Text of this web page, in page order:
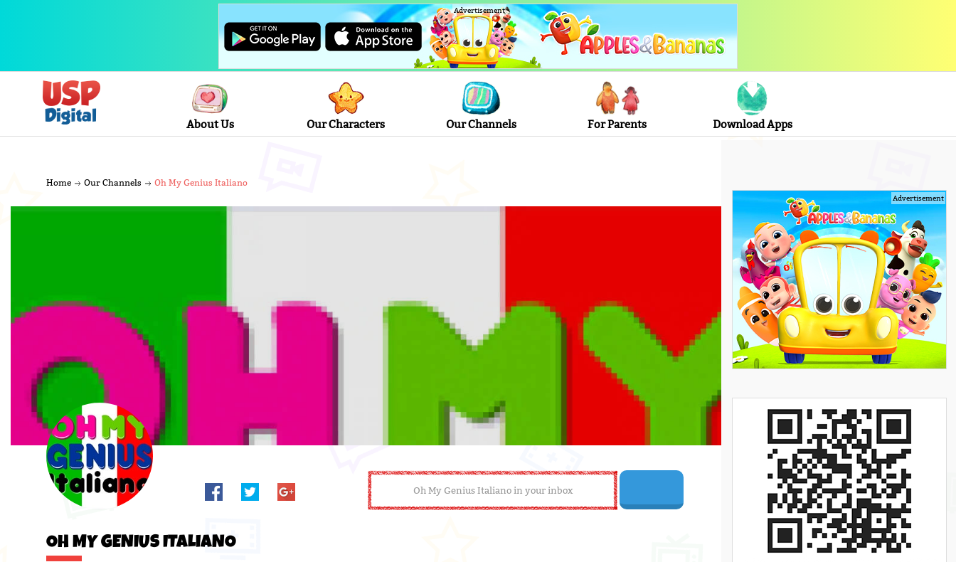
Advertisement
About Us Our Characters Our Channels For Parents Download Apps
Home Our Channels Oh My Genius Italiano
OH MY GENIUS ITALIANO
Advertisement